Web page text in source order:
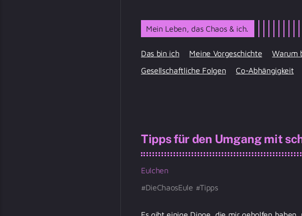
Mein Leben, das Chaos & ich.
Das bin ich Meine Vorgeschichte Warum
Gesellschaftliche Folgen
Co-Abhängigkeit
Tipps für den Umgang mit
Eulchen
DieChaosEule
Tipps